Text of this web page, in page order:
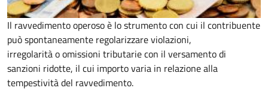
Il ravvedimento operoso è lo strumento con cui il contribuente
può spontaneamente regolarizzare violazioni,
irregolarità o omissioni tributarie con il versamento di
sanzioni ridotte, il cui importo varia in relazione alla
tempestività del ravvedimento.